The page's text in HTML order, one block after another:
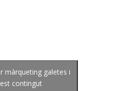
màrqueting galetes i
contingut